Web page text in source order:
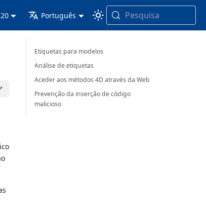
20 Português Pesquisa
Etiquetas para modelos
Análise de etiquetas
Aceder aos métodos 4D através da Web
Prevenção da inserção de código
malicioso